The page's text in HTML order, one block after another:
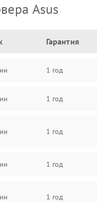
Asus
Гарантия
1 год
1 год
1 год
1 год
1 год